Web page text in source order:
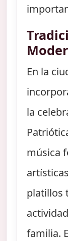
En la
la
música
platillos
familia.